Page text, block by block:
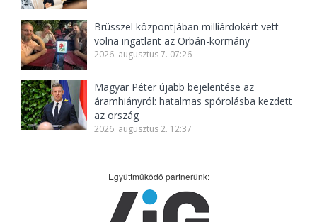
Brüsszel központjában milliárdokért vett
volna ingatlant az Orbán-kormány
2026. augusztus 7. 07:26
Magyar Péter újabb bejelentése az
áramhiányról: hatalmas spórolásba kezdett
az ország
2026. augusztus 2. 12:37
Együttműködő partnerünk: